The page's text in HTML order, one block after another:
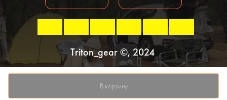
В корзину
Triton_gear ©, 2024
Политика конфиденциальности